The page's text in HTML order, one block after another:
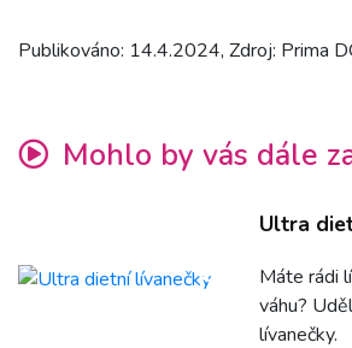
Publikováno: 14.4.2024, Zdroj: Prima
Mohlo by vás dále
Ultra
Máte rádi
váhu?
lívanečky.